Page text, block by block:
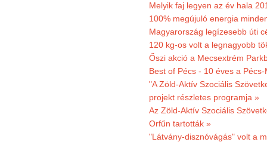
Melyik faj legyen az év hala
100% megújuló energia
Magyarország legízesebb úti
120 kg-os volt a legnagyobb
Őszi akció a Mecsextrém
Best of Pécs - 10 éves a
"A Zöld-Aktív Szociális
projekt részletes programja »
Az Zöld-Aktív Szociális
Orfűn tartották »
"Látvány-disznóvágás" volt a